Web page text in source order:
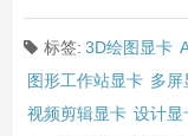
标签: 3D绘图显卡
图形工作站显卡 多屏
视频剪辑显卡 设计显